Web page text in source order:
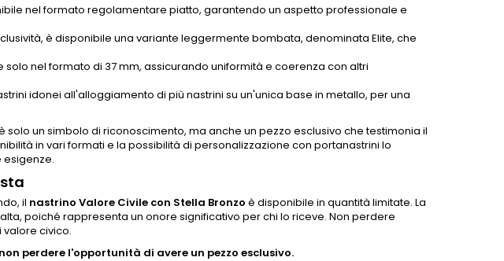
nel formato regolamentare piatto, garantendo un aspetto professionale e
è disponibile una variante leggermente bombata, denominata Elite, che
solo nel formato di 37 mm, assicurando uniformità e coerenza con altri
idonei all'alloggiamento di più nastrini su un'unica base in metallo, per una
solo un simbolo di riconoscimento, ma anche un pezzo esclusivo che testimonia il
in vari formati e la possibilità di personalizzazione con portanastrini lo
il nastrino Valore Civile con Stella Bronzo è disponibile in quantità limitate. La
poiché rappresenta un onore significativo per chi lo riceve. Non perdere
civico.
perdere l'opportunità di avere un pezzo esclusivo.